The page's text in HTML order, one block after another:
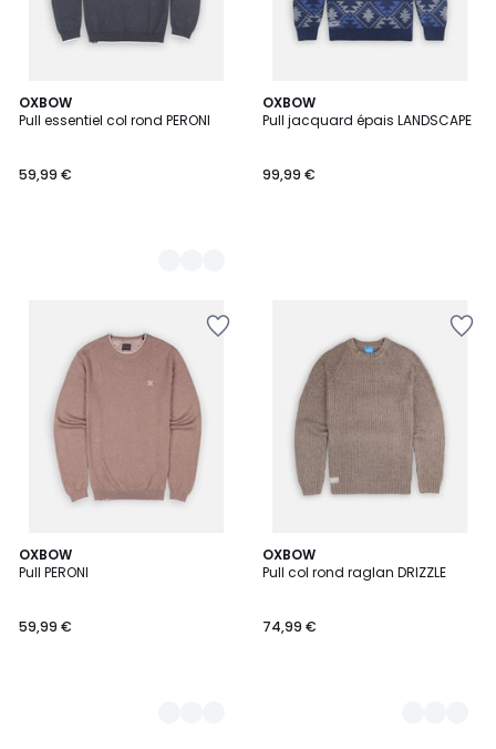
OXBOW
Pull essentiel col rond PERONI
59,99 €
6
Couleurs
OXBOW
Pull jacquard épais LANDSCAPE
99,99 €
OXBOW
Pull PERONI
59,99 €
4
Couleurs
OXBOW
Pull col rond raglan DRIZZLE
74,99 €
2
Couleurs